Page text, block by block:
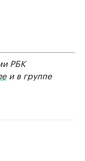
РБК
и в группе